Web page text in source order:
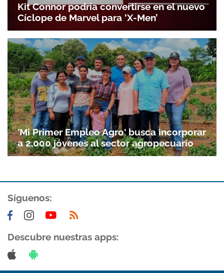
Kit Connor podría convertirse en el nuevo
Cíclope de Marvel para ‘X-Men’
'Mi Primer Empleo Agro' busca incorporar
a 2,000 jóvenes al sector agropecuario
Síguenos:
Descubre nuestras apps: